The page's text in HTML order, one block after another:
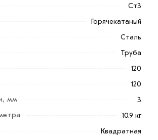
120х120х3 мм — прочный и
изгибу и механическим нагрузкам.
сваривается, соответствует
Ст3
Горячекатаный
Сталь
Труба
120
120
мм 3
10.9 кг
Квадратная